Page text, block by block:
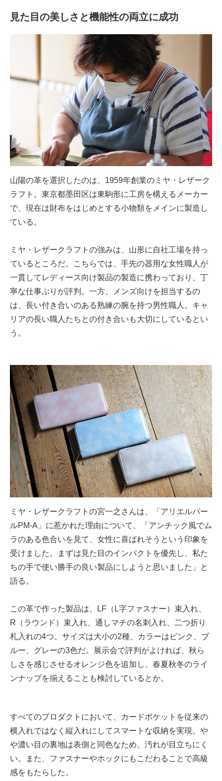
見た目の美しさと機能性の両立に成功
山陽の革を選択したのは、1959年創業のミヤ・レザーク
ラフト。東京都墨田区は東駒形に工房を構えるメーカー
で、現在は財布をはじめとする小物類をメインに製造し
ている。
ミヤ・レザークラフトの強みは、山形に自社工場を持っ
ているところだ。こちらでは、手先の器用な女性職人が
一貫してレディース向け製品の製造に携わっており、丁
寧な仕事ぶりが評判。一方、メンズ向けを担当するの
は、長い付き合いのある熟練の腕を持つ男性職人。キャ
リアの長い職人たちとの付き合いも大切にしているとい
う。
ミヤ・レザークラフトの宮一之さんは、「アリエルパー
ルPM-A」に惹かれた理由について、「アンチック風でム
ラのある色合いを見て、女性に喜ばれそうという印象を
受けました。まずは見た目のインパクトを優先し、私た
ちの手で使い勝手の良い製品にしようと思いました」と
語る。
この革で作った製品は、LF（L字ファスナー）束入れ、
R（ラウンド）束入れ、通しマチの名刺入れ、二つ折り
札入れの4つ。サイズは大小の2種、カラーはピンク、ブ
ルー、グレーの3色だ。展示会で評判がよければ、秋ら
しさを感じさせるオレンジ色を追加し、春夏秋冬のライ
ンナップを揃えることも検討しているとか。
すべてのプロダクトにおいて、カードポケットを従来の
横入れではなく縦入れにしてスマートな収納を実現。や
や濃い目の裏地は表側と同色なため、汚れが目立ちにく
い。また、ファスナーやホックにもこだわることで高級
感をもたらした。